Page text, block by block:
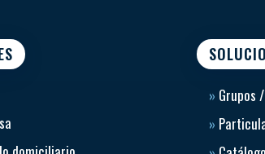
» Grupos
»